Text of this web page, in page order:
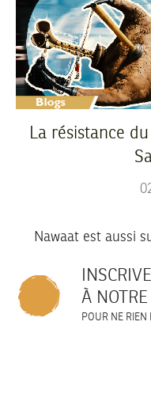
La résistance
Nawaat est aussi
À
POUR NE RIEN